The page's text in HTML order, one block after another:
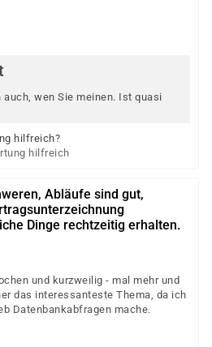
wen Sie meinen. Ist quasi
hilfreich?
hilfreich
Abläufe sind gut,
Dinge rechtzeitig erhalten.
und kurzweilig - mal mehr und
das interessanteste Thema, da ich
Datenbankabfragen mache.